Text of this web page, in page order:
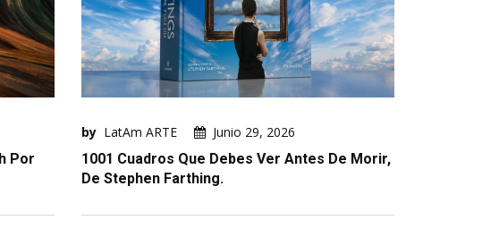
Por
by LatAm ARTE
Junio 29, 2026
1001 Cuadros Que Debes Ver Antes De Morir,
De Stephen Farthing.